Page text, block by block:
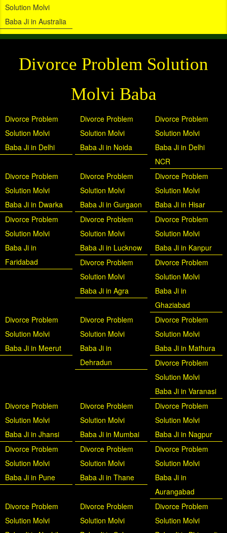
Solution Molvi
Baba Ji in Australia
Divorce Problem Solution
Molvi Baba
Divorce Problem
Solution Molvi
Baba Ji in Delhi
Divorce Problem
Solution Molvi
Baba Ji in Noida
Divorce Problem
Solution Molvi
Baba Ji in Delhi
NCR
Divorce Problem
Solution Molvi
Baba Ji in Dwarka
Divorce Problem
Solution Molvi
Baba Ji in Gurgaon
Divorce Problem
Solution Molvi
Baba Ji in Hisar
Divorce Problem
Solution Molvi
Baba Ji in
Faridabad
Divorce Problem
Solution Molvi
Baba Ji in Lucknow
Divorce Problem
Solution Molvi
Baba Ji in Kanpur
Divorce Problem
Solution Molvi
Baba Ji in Agra
Divorce Problem
Solution Molvi
Baba Ji in
Ghaziabad
Divorce Problem
Solution Molvi
Baba Ji in Meerut
Divorce Problem
Solution Molvi
Baba Ji in
Dehradun
Divorce Problem
Solution Molvi
Baba Ji in Mathura
Divorce Problem
Solution Molvi
Baba Ji in Varanasi
Divorce Problem
Solution Molvi
Baba Ji in Jhansi
Divorce Problem
Solution Molvi
Baba Ji in Mumbai
Divorce Problem
Solution Molvi
Baba Ji in Nagpur
Divorce Problem
Solution Molvi
Baba Ji in Pune
Divorce Problem
Solution Molvi
Baba Ji in Thane
Divorce Problem
Solution Molvi
Baba Ji in
Aurangabad
Divorce Problem
Solution Molvi
Divorce Problem
Solution Molvi
Divorce Problem
Solution Molvi